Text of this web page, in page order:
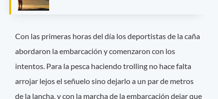
Con las primeras horas del día los deportistas de la caña
abordaron la embarcación y comenzaron con los
intentos. Para la pesca haciendo trolling no hace falta
arrojar lejos el señuelo sino dejarlo a un par de metros
de la lancha, y con la marcha de la embarcación dejar que